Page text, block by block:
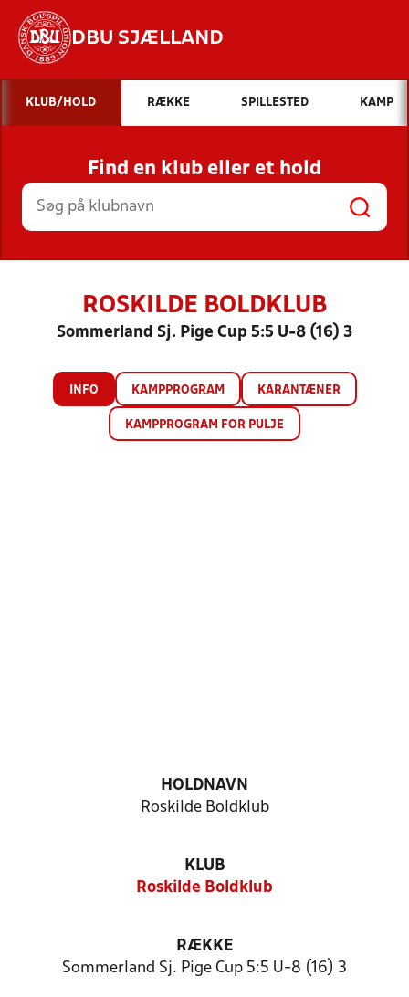
DBU SJÆLLAND
Hvad vil du søge efter?
INDHOLD OG NYHEDER
STILLINGER, RESULTATER, KLUBBER OG
HOLD
KLUB/HOLD RÆKKE SPILLESTED KAMP
Find en klub eller et hold
ROSKILDE BOLDKLUB
Sommerland Sj. Pige Cup 5:5 U-8 (16) 3
INFO KAMPPROGRAM KARANTÆNER
KAMPPROGRAM FOR PULJE
HOLDNAVN
Roskilde Boldklub
KLUB
Roskilde Boldklub
RÆKKE
Sommerland Sj. Pige Cup 5:5 U-8 (16) 3